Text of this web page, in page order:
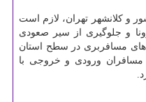
و كلانشهر تهران، لازم است
و جلوگیری از سیر صعودی
های مسافربری در سطح استان
مسافران ورودی و خروجی با